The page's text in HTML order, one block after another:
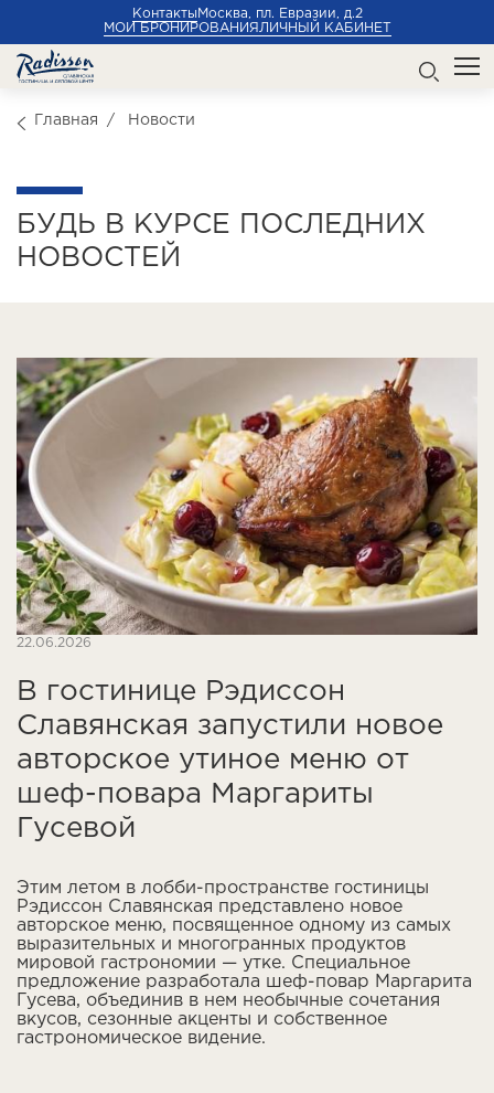
Контакты Москва, пл. Евразии, д.2
МОИ БРОНИРОВАНИЯ ЛИЧНЫЙ КАБИНЕТ
Главная Новости
БУДЬ В КУРСЕ ПОСЛЕДНИХ
НОВОСТЕЙ
22.06.2026
В гостинице Рэдиссон
Славянская запустили новое
авторское утиное меню от
шеф-повара Маргариты
Гусевой
Этим летом в лобби-пространстве гостиницы
Рэдиссон Славянская представлено новое
авторское меню, посвященное одному из самых
выразительных и многогранных продуктов
мировой гастрономии — утке. Специальное
предложение разработала шеф-повар Маргарита
Гусева, объединив в нем необычные сочетания
вкусов, сезонные акценты и собственное
гастрономическое видение.